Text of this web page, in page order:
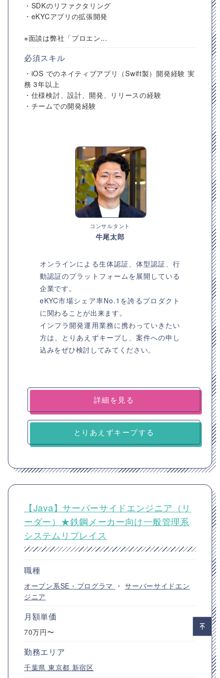
・SDKのリファクタリング
・eKYCアプリの拡張開発
※面談は弊社「プロエン...
必須スキル
・iOS でのネイティブアプリ（Swift製）開発経験 実
務 3年以上
・仕様検討、設計、開発、リリースの経験
・チームでの開発経験
コンサルタント
牛尾太郎
オンラインによる生体認証、体型認証、行
動認証のプラットフォームを展開している
企業です。
eKYC市場シェア率No.1を誇るプロダクト
に関わることが出来ます。
インフラ開発運用業務に携わっていきたい
方は、とりあえずキープし、案件への申し
込みをぜひ検討してみてください。
詳細を見る
とりあえずキープする
【Java】サーバーサイドエンジニア（リ
ーダー）★鉄鋼メーカー向け一般管理系
システムリプレイス
職種
オープン系SE・プログラマ ・サーバーサイドエン
ジニア
月額単価
70万円〜
勤務エリア
千葉県 東京都 新宿区